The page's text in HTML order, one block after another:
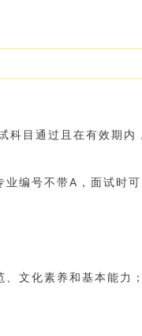
科目通过且在有效期内
编号不带A，面试时
文化素养和基本能力；